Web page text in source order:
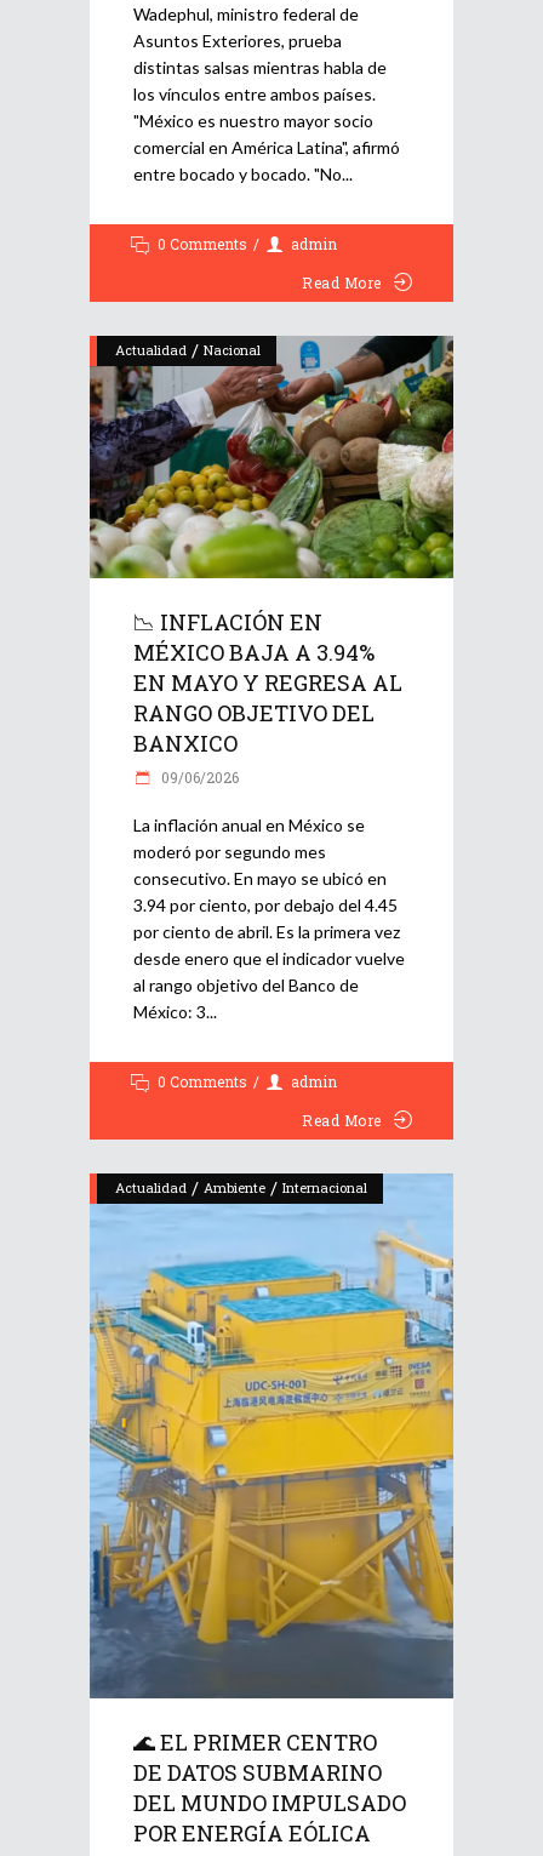
Wadephul, ministro federal de
Asuntos Exteriores, prueba
distintas salsas mientras habla de
los vínculos entre ambos países.
"México es nuestro mayor socio
comercial en América Latina", afirmó
entre bocado y bocado. "No
0 Comments
admin
Read More
Actualidad / Nacional
📉 INFLACIÓN EN
MÉXICO BAJA A 3.94%
EN MAYO Y REGRESA AL
RANGO OBJETIVO DEL
BANXICO
09/06/2026
La inflación anual en México se
moderó por segundo mes
consecutivo. En mayo se ubicó en
3.94 por ciento, por debajo del 4.45
por ciento de abril. Es la primera vez
desde enero que el indicador vuelve
al rango objetivo del Banco de
México: 3
0 Comments
admin
Read More
Actualidad / Ambiente / Internacional
🌊 EL PRIMER CENTRO
DE DATOS SUBMARINO
DEL MUNDO IMPULSADO
POR ENERGÍA EÓLICA